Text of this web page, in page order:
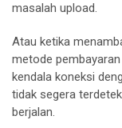
masalah upload.
Atau ketika
metode
kendala koneksi
tidak segera
berjalan.